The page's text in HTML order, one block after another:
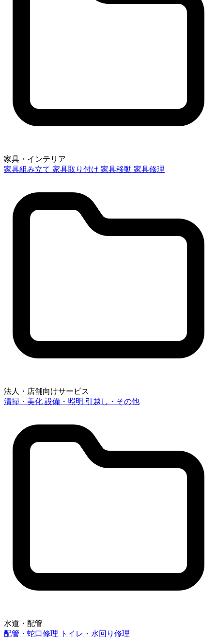
家具・インテリア
家具組み立て 家具取り付け 家具移動 家具修理
法人・店舗向けサービス
清掃・美化 設備・照明 引越し・その他
水道・配管
配管・蛇口修理
トイレ・水回り修理